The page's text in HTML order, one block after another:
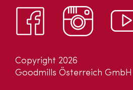
Copyright 2026
Goodmills Österreich GmbH